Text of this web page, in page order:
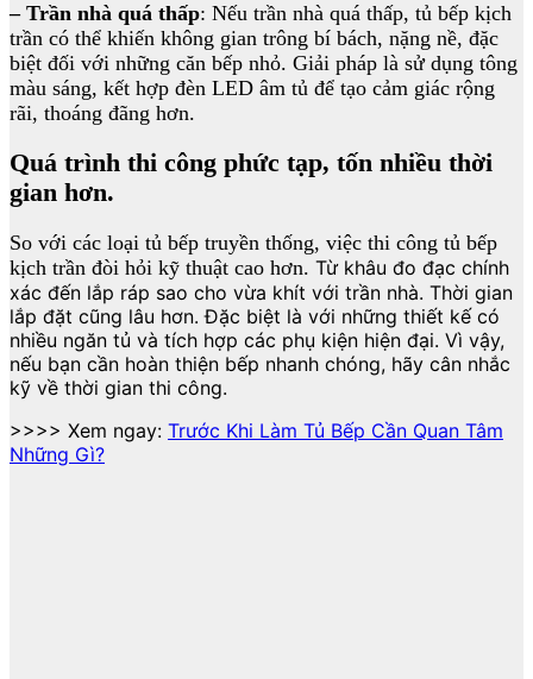
– Trần nhà quá thấp: Nếu trần nhà quá thấp, tủ bếp kịch
trần có thể khiến không gian trông bí bách, nặng nề, đặc
biệt đối với những căn bếp nhỏ. Giải pháp là sử dụng tông
màu sáng, kết hợp đèn LED âm tủ để tạo cảm giác rộng
rãi, thoáng đãng hơn.
Quá trình thi công phức tạp, tốn nhiều thời
gian hơn.
So với các loại tủ bếp truyền thống, việc thi công tủ bếp
kịch trần đòi hỏi kỹ thuật cao hơn. Từ khâu đo đạc chính
xác đến lắp ráp sao cho vừa khít với trần nhà. Thời gian
lắp đặt cũng lâu hơn. Đặc biệt là với những thiết kế có
nhiều ngăn tủ và tích hợp các phụ kiện hiện đại. Vì vậy,
nếu bạn cần hoàn thiện bếp nhanh chóng, hãy cân nhắc
kỹ về thời gian thi công.
>>>> Xem ngay: Trước Khi Làm Tủ Bếp Cần Quan Tâm
Những Gì?